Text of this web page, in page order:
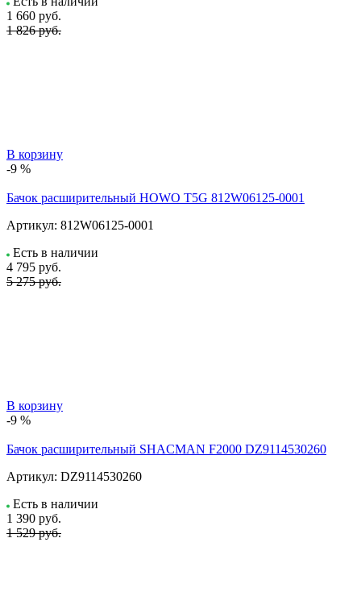
1 660 руб.
1 826 руб.
В корзину
-9 %
Бачок расширительный HOWO T5G 812W06125-0001
Артикул: 812W06125-0001
Есть в наличии
4 795 руб.
5 275 руб.
В корзину
-9 %
Бачок расширительный SHACMAN F2000 DZ9114530260
Артикул: DZ9114530260
Есть в наличии
1 390 руб.
1 529 руб.